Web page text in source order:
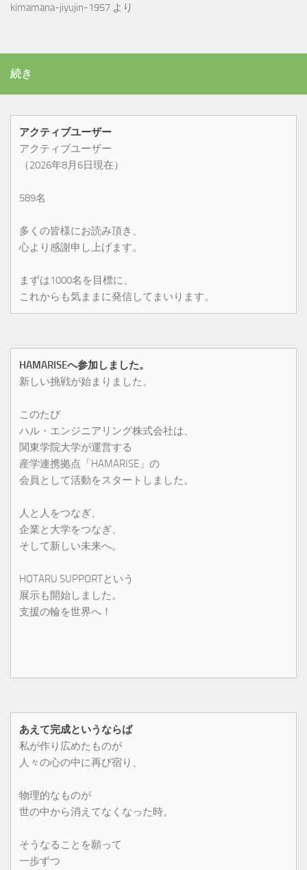
kimamana-jiyujin-1957 より
続き
アクティブユーザー
アクティブユーザー
（2026年8月6日現在）
589名
多くの皆様にお読み頂き、
心より感謝申し上げます。
まずは1000名を目標に、
これからも気ままに発信してまいります。
HAMARISEへ参加しました。
新しい挑戦が始まりました。
このたび
ハル・エンジニアリング株式会社は、
関東学院大学が運営する
産学連携拠点「HAMARISE」の
会員として活動をスタートしました。
人と人をつなぎ、
企業と大学をつなぎ、
そして新しい未来へ。
HOTARU SUPPORTという
展示も開始しました。
支援の輪を世界へ！
あえて完成というならば
私が作り広めたものが
人々の心の中に再び宿り、
物理的なものが
世の中から消えてなくなった時。
そうなることを願って
一歩ずつ